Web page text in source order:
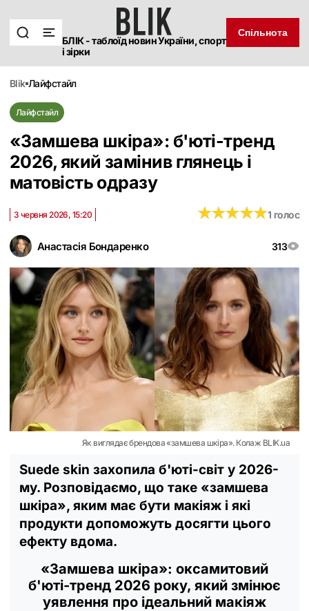
БЛІК - таблоїд новин України, спорт
і зірки
Спільнота
blik лайфстайл
Лайфстайл
«Замшева шкіра»: б'юті-тренд
2026, який замінив глянець і
матовість одразу
Анастасія Бондаренко 313
3 червня 2026, 15:20 ★★★★★
★★★★★1 голос
Як виглядає брендова «замшева шкіра». Колаж BLIK.ua
Suede skin захопила б'юті-світ у 2026-
му. Розповідаємо, що таке «замшева
шкіра», яким має бути макіяж і які
продукти допоможуть досягти цього
ефекту вдома.
«Замшева шкіра»: оксамитовий
б'юті-тренд 2026 року, який змінює
уявлення про ідеальний макіяж